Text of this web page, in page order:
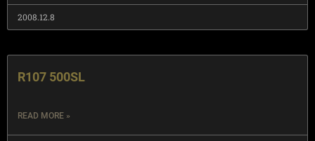
2008.12.8
R107 500SL
READ MORE »